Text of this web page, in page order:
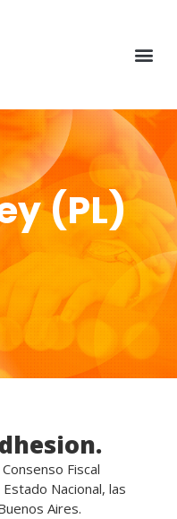
(PL)
Fiscal
Nacional, las
Aires.